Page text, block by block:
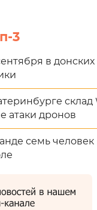
3
в
атаки дронов
семь